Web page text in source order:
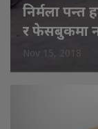
निर्मला पन्त
र फेसबुकमा
Nov 15, 2018